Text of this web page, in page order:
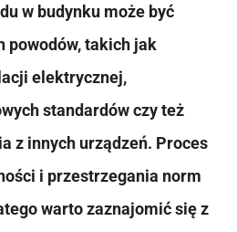
w budynku może być
powodów, takich jak
elektrycznej,
standardów czy też
z innych urządzeń. Proces
i przestrzegania norm
warto zaznajomić się z